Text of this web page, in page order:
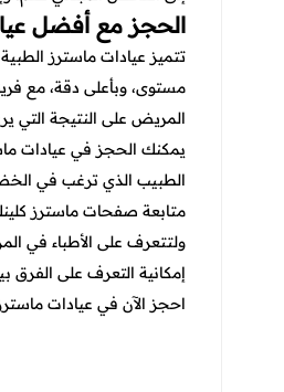
الحجز مع أفضل
تتميز عيادات ماسترز
مستوى، وبأعلى دقة، مع
المريض على النتيجة التي
يمكنك الحجز في عيادات
الطبيب الذي ترغب في
متابعة صفحات ماسترز
ولتتعرف على الأطباء في
إمكانية التعرف على الفرق
احجز الآن في عيادات